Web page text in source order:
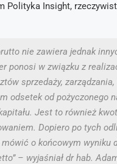
Polityka Insight,
nie zawiera jednak
ponosi w związku z
sprzedaży, zarządzania,
odsetek od pożyczonego
Jest to również
Dopiero po tych
o końcowym wyniku
– wyjaśniał dr hab.